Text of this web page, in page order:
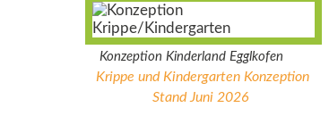
Konzeption Kinderland Egglkofen
Krippe und Kindergarten Konzeption
Stand Juni 2026